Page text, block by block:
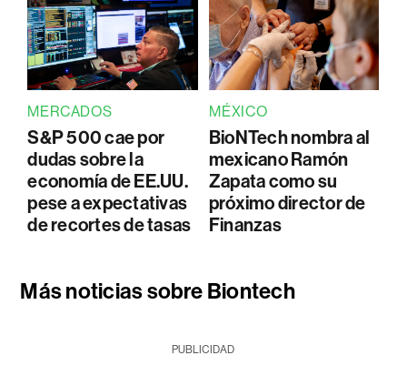
MERCADOS
S&P 500 cae por
dudas sobre la
economía de EE.UU.
pese a expectativas
de recortes de tasas
MÉXICO
BioNTech nombra al
mexicano Ramón
Zapata como su
próximo director de
Finanzas
Más noticias sobre Biontech
PUBLICIDAD